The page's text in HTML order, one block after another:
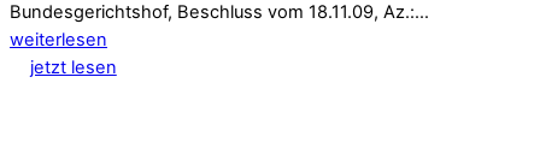
Bundesgerichtshof, Beschluss vom 18.11.09, Az.:…
weiterlesen
jetzt lesen